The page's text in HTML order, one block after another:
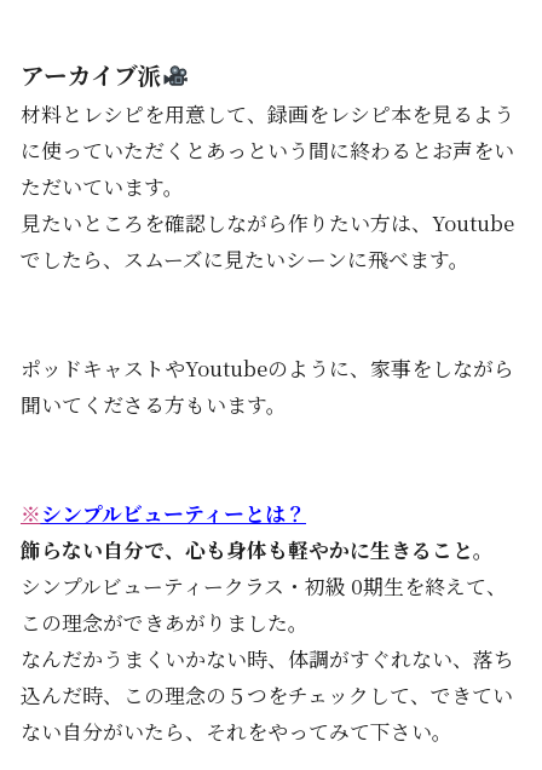
アーカイブ派
材料とレシピを用意して、録画をレシピ本を見るよう
に使っていただくとあっという間に終わるとお声をい
ただいています。
見たいところを確認しながら作りたい方は、Youtube
でしたら、スムーズに見たいシーンに飛べます。
ポッドキャストやYoutubeのように、家事をしながら
聞いてくださる方もいます。
※シンプルビューティーとは？
飾らない自分で、心も身体も軽やかに生きること。
シンプルビューティークラス・初級 0期生を終えて、
この理念ができあがりました。
なんだかうまくいかない時、体調がすぐれない、落ち
込んだ時、この理念の５つをチェックして、できてい
ない自分がいたら、それをやってみて下さい。